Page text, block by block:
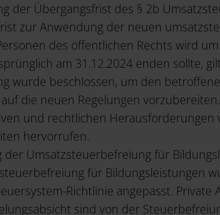
der Übergangsfrist des § 2b
zur Anwendung der neuen
des öffentlichen Rechts wird
am 31.12.2024 enden sollte,
wurde beschlossen, um den
die neuen Regelungen
und rechtlichen
hervorrufen.
der Umsatzsteuerbefreiung für
für Bildungsleistungen
Richtlinie angepasst. Private
sind von der